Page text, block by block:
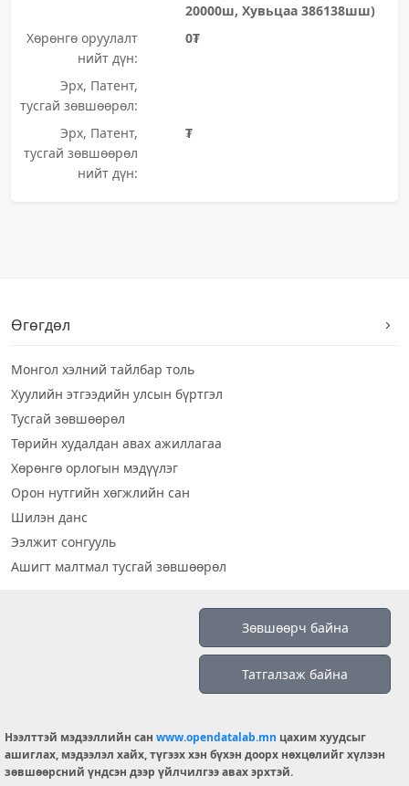
20000ш, Хувьцаа 386138шш)
Хөрөнгө оруулалт
нийт дүн:
0₮
Эрх, Патент,
тусгай зөвшөөрөл:
Эрх, Патент,
тусгай зөвшөөрөл
нийт дүн:
₮
Өгөгдөл
Монгол хэлний тайлбар толь
Хуулийн этгээдийн улсын бүртгэл
Тусгай зөвшөөрөл
Төрийн худалдан авах ажиллагаа
Хөрөнгө орлогын мэдүүлэг
Орон нутгийн хөгжлийн сан
Шилэн данс
Ээлжит сонгууль
Ашигт малтмал тусгай зөвшөөрөл
info@opendatalab.mn
© 2026 OPENDATA LAB MONGOLIA.
Зөвшөөрч байна
Татгалзаж байна
Нээлттэй мэдээллийн сан www.opendatalab.mn цахим хуудсыг
ашиглах, мэдээлэл хайх, түгээх хэн бүхэн доорх нөхцөлийг хүлээн
зөвшөөрсний үндсэн дээр үйлчилгээ авах эрхтэй.